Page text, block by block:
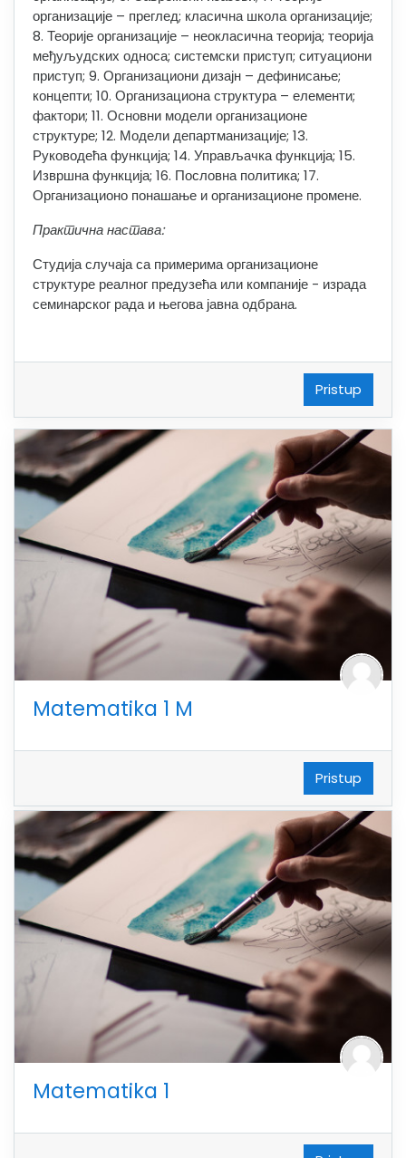
организације – преглед; класична школа организације;
8. Теорије организације – неокласична теорија; теорија
међуљудских односа; системски приступ; ситуациони
приступ; 9. Организациони дизајн – дефинисање;
концепти; 10. Организациона структура – елементи;
фактори; 11. Основни модели организационе
структуре; 12. Модели департманизације; 13.
Руководећа функција; 14. Управљачка функција; 15.
Извршна функција; 16. Пословна политика; 17.
Организационо понашање и организационе промене.
Практична настава:
Студија случаја са примеримаорганизационе
структуре реалног предузећа или компаније - израда
семинарског рада и његова јавна одбрана.
Pristup
Matematika 1 M
Pristup
Matematika 1